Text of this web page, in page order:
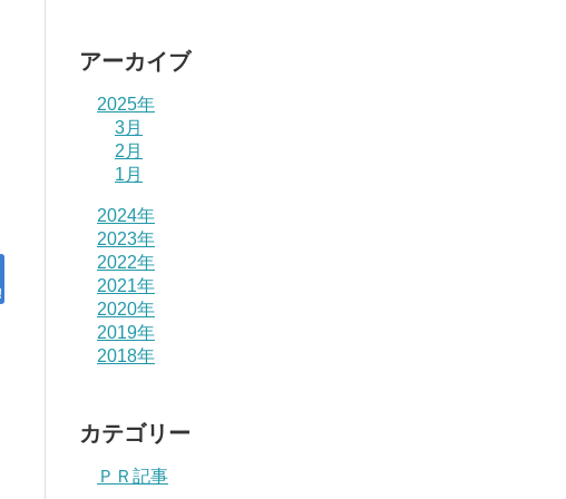
アーカイブ
2025年
3月
2月
1月
2024年
2023年
2022年
2021年
2020年
2019年
2018年
カテゴリー
ＰＲ記事